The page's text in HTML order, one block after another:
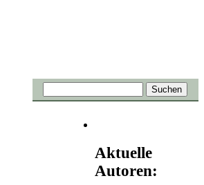
Aktuelle
Autoren: